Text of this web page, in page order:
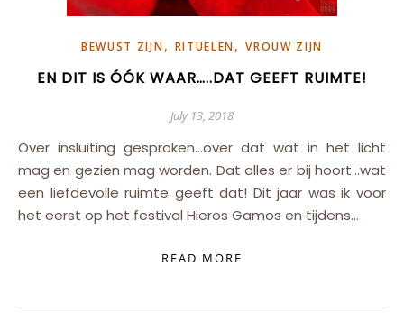
BEWUST ZIJN, RITUELEN,VROUW ZIJN
EN DIT IS ÓÓK WAAR…..DAT GEEFT RUIMTE!
July 13, 2018
Over insluiting gesproken…over dat wat in het licht
mag en gezien mag worden. Dat alles er bij hoort…wat
een liefdevolle ruimte geeft dat! Dit jaar was ik voor
het eerst op het festival Hieros Gamos en tijdens…
READ MORE